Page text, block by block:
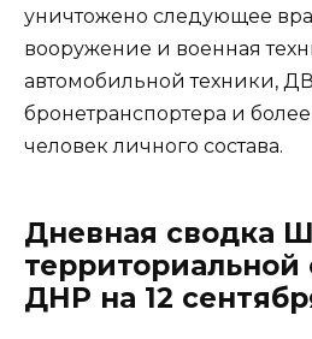
уничтожено следующее
вооружение и военная
автомобильной техники,
бронетранспортера и
человек личного состава.
Дневная сводка
ДНР на 12